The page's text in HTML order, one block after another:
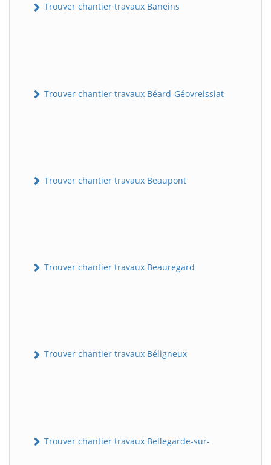
Trouver chantier travaux Baneins
Trouver chantier travaux Béard-Géovreissiat
Trouver chantier travaux Beaupont
Trouver chantier travaux Beauregard
Trouver chantier travaux Béligneux
Trouver chantier travaux Bellegarde-sur-